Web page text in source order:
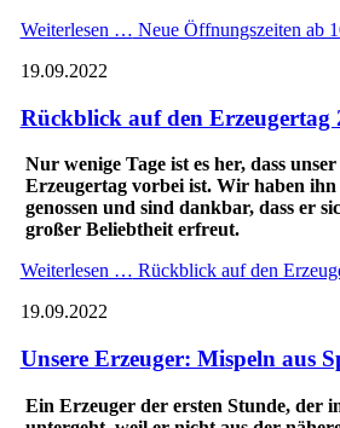
Weiterlesen … Neue Öffnungszeiten ab
19.09.2022
Rückblick auf den Erzeugertag
Nur wenige Tage ist es her, dass
Erzeugertag vorbei ist. Wir haben ihn
genossen und sind dankbar, dass er
großer Beliebtheit erfreut.
Weiterlesen … Rückblick auf den
19.09.2022
Unsere Erzeuger: Mispeln aus
Ein Erzeuger der ersten Stunde, der